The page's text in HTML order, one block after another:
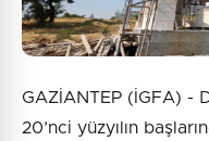
GAZİANTEP (İGFA) -
20’nci yüzyılın